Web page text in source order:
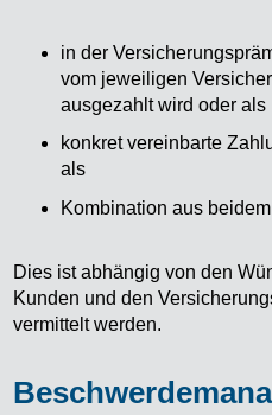
in der
vom jeweiligen
ausgezahlt wird oder als
konkret vereinbarte
als
Kombination aus
Dies ist abhängig von den
Kunden und den
vermittelt werden.